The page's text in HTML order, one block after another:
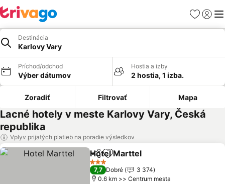
Obľúbené
Destinácia
Karlovy Vary
Príchod/odchod
Výber dátumov
Hostia a izby
2 hostia, 1 izba.
Zoradiť Filtrovať Mapa
Lacné hotely v meste Karlovy Vary, Česká
republika
Vplyv prijatých platieb na poradie výsledkov
ZdieľaťPridať do obľúbených
Hotel Marttel
3 Počet hviezdičiek
7,7 Dobré
3 374
0.6 km >> Centrum mesta